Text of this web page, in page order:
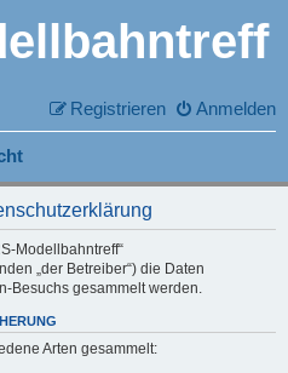
Anmelden
Registrieren
Modellbahntreff“
„der Betreiber“) die Daten
Besuchs gesammelt werden.
Arten gesammelt: